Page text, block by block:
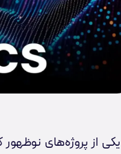
یکی از پروژه‌های